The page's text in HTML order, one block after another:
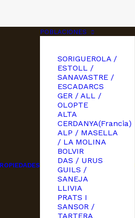
POBLACIONES
SORIGUEROLA /
ESTOLL /
SANAVASTRE /
ESCADARCS
GER / ALL /
OLOPTE
ALTA
CERDANYA(Francia)
ALP / MASELLA
/ LA MOLINA
BOLVIR
DAS / URUS
GUILS /
SANEJA
LLIVIA
PRATS I
SANSOR /
TARTERA